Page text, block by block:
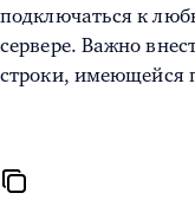
подключаться к
сервере. Важно
строки, имеющейся